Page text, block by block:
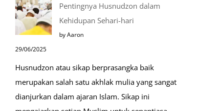
Pentingnya Husnudzon dalam
Kehidupan Sehari-hari
by Aaron
29/06/2025
Husnudzon atau sikap berprasangka baik
merupakan salah satu akhlak mulia yang sangat
dianjurkan dalam ajaran Islam. Sikap ini